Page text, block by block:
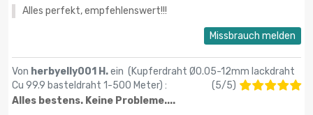
Alles perfekt, empfehlenswert!!!
Missbrauch melden
Von herbyelly001 H.ein (Kupferdraht Ø0.05-12mm lackdraht
Cu 99.9 basteldraht 1-500 Meter) : (5/5)
Alles bestens. Keine Probleme....